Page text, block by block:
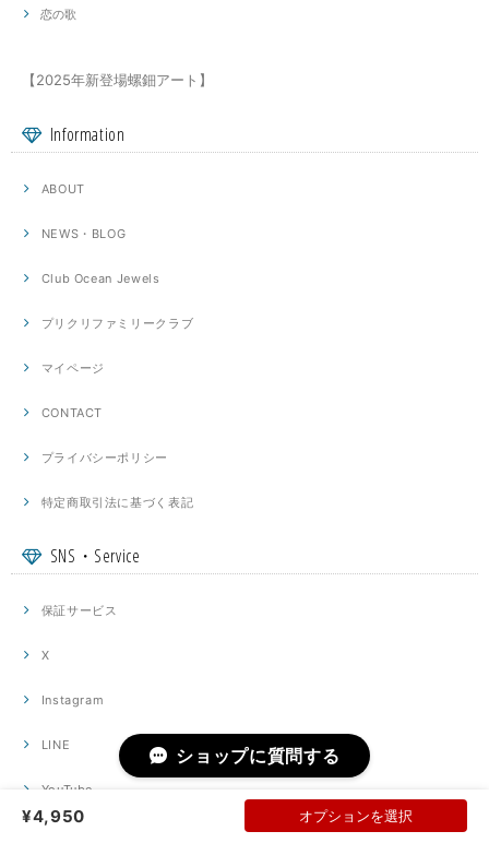
恋の歌
【2025年新登場螺鈿アート】
Information
ABOUT
NEWS・BLOG
Club Ocean Jewels
プリクリファミリークラブ
マイページ
CONTACT
プライバシーポリシー
特定商取引法に基づく表記
SNS・Service
保証サービス
X
Instagram
LINE
YouTube
¥4,950 オプションを選択
ショップに質問する